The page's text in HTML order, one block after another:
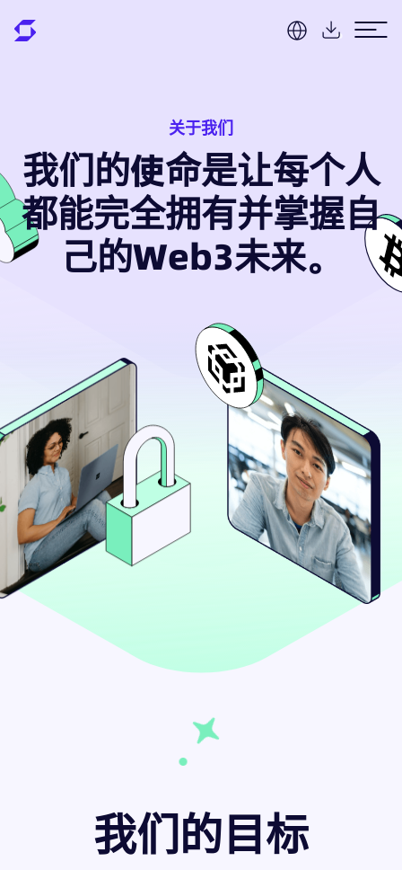
关于我们
我们的使命是让每个人
都能完全拥有并掌握自
己的Web3未来。
我们的目标